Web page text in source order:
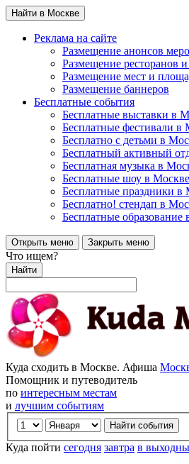
Найти в Москве
Реклама на сайте
Размещение анонсов
Размещение ресторанов
Размещение мест и
Размещение баннеров
Бесплатные события
Бесплатные выставки в
Бесплатные фестивали в
Бесплатно с детьми в
Бесплатный активный
Бесплатная музыка в
Бесплатные шоу в Москве
Бесплатные праздники в
Бесплатно! стендап в
Бесплатные образование
Открыть меню Закрыть меню
Что ищем?
Найти
Куда сходить в Москве. Афиша
Помощник и путеводитель
по интересным местам
и лучшим событиям
Куда пойти сегодня завтра в